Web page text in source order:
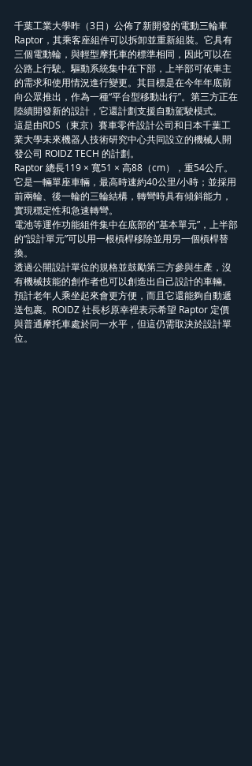
千葉工業大學昨（3日）公佈了新開發的電動三輪車
Raptor，其乘客座組件可以拆卸並重新組裝。它具有
三個電動輪，與輕型摩托車的標準相同，因此可以在
公路上行駛。驅動系統集中在下部，上半部可依車主
的需求和使用情況進行變更。其目標是在今年年底前
向公眾推出，作為一種“平台型移動出行”。第三方正在
陸續開發新的設計，它還計劃支援自動駕駛模式。
這是由RDS（東京）賽車零件設計公司和日本千葉工
業大學未來機器人技術研究中心共同設立的機械人開
發公司 ROIDZ TECH 的計劃。
Raptor 總長119 × 寬51 × 高88（cm），重54公斤。
它是一輛單座車輛，最高時速約40公里/小時；並採用
前兩輪、後一輪的三輪結構，轉彎時具有傾斜能力，
實現穩定性和急速轉彎。
電池等運作功能組件集中在底部的“基本單元”，上半部
的“設計單元”可以用一根槓桿移除並用另一個槓桿替
換。
透過公開設計單位的規格並鼓勵第三方參與生產，沒
有機械技能的創作者也可以創造出自己設計的車輛。
預計老年人乘坐起來會更方便，而且它還能夠自動遞
送包裹。ROIDZ 社長杉原幸裡表示希望 Raptor 定價
與普通摩托車處於同一水平，但這仍需取決於設計單
位。